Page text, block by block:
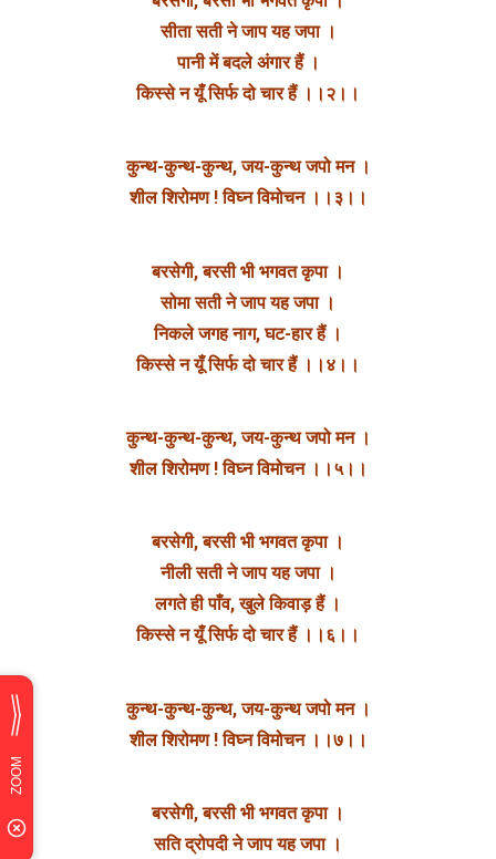
सीता सती ने जाप यह जपा ।
पानी में बदले अंगार हैं ।
किस्से न यूँ सिर्फ दो चार हैं ।।२।।
कुन्थ-कुन्थ-कुन्थ, जय-कुन्थ जपो मन ।
शील शिरोमण ! विघ्न विमोचन ।।३।।
बरसेगी, बरसी भी भगवत कृपा ।
सोमा सती ने जाप यह जपा ।
निकले जगह नाग, घट-हार हैं ।
किस्से न यूँ सिर्फ दो चार हैं ।।४।।
कुन्थ-कुन्थ-कुन्थ, जय-कुन्थ जपो मन ।
शील शिरोमण ! विघ्न विमोचन ।।५।।
बरसेगी, बरसी भी भगवत कृपा ।
नीली सती ने जाप यह जपा ।
लगते ही पाँव, खुले किवाड़ हैं ।
किस्से न यूँ सिर्फ दो चार हैं ।।६।।
कुन्थ-कुन्थ-कुन्थ, जय-कुन्थ जपो मन ।
शील शिरोमण ! विघ्न विमोचन ।।७।।
बरसेगी, बरसी भी भगवत कृपा ।
सति द्रोपदी ने जाप यह जपा ।